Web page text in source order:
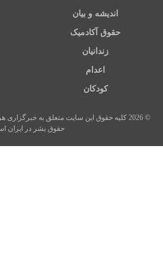
اندیشه و بیان
حقوق آکادمیک
زندانیان
اعدام
کودکان
© 2026 کلیه حقوق این سایت متعلق به
حقوق بشر در ایران